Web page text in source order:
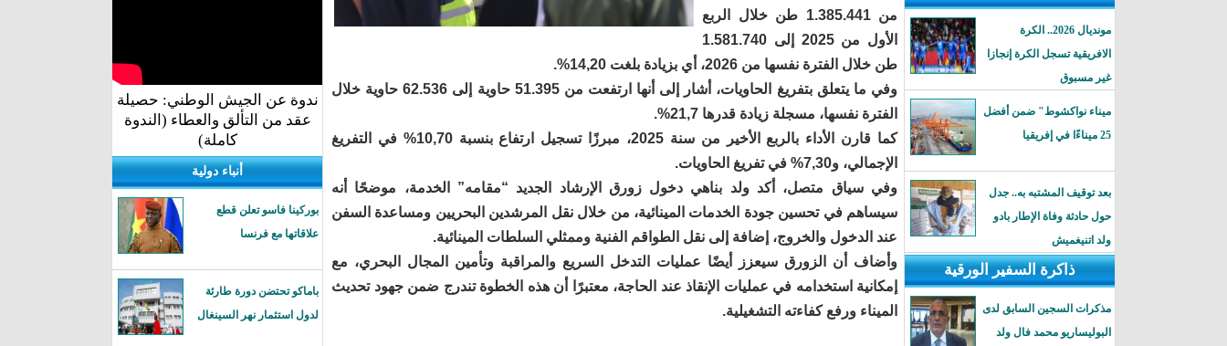
مونديال 2026.. الكرة
الافريقية تسجل الكرة إنجازا
غير مسبوق
ميناء نواكشوط" ضمن أفضل
25 ميناءًا في إفريقيا
بعد توقيف المشتبه به.. جدل
حول حادثة وفاة الإطار بادو
ولد اتنيغميش
ذاكرة السفير الورقية
مذكرات السجين السابق لدى
البوليساريو محمد فال ولد
من 1.385.441 طن خلال الربع
الأول من 2025 إلى 1.581.740
طن خلال الفترة نفسها من 2026، أي بزيادة بلغت 14,20%.
وفي ما يتعلق بتفريغ الحاويات، أشار إلى أنها ارتفعت من 51.395 حاوية إلى 62.536 حاوية خلال
الفترة نفسها، مسجلة زيادة قدرها 21,7%.
كما قارن الأداء بالربع الأخير من سنة 2025، مبرزًا تسجيل ارتفاع بنسبة 10,70% في التفريغ
الإجمالي، و7,30% في تفريغ الحاويات.
وفي سياق متصل، أكد ولد بناهي دخول زورق الإرشاد الجديد “مقامه” الخدمة، موضحًا أنه
سيساهم في تحسين جودة الخدمات المينائية، من خلال نقل المرشدين البحريين ومساعدة السفن
عند الدخول والخروج، إضافة إلى نقل الطواقم الفنية وممثلي السلطات المينائية.
وأضاف أن الزورق سيعزز أيضًا عمليات التدخل السريع والمراقبة وتأمين المجال البحري، مع
إمكانية استخدامه في عمليات الإنقاذ عند الحاجة، معتبرًا أن هذه الخطوة تندرج ضمن جهود تحديث
الميناء ورفع كفاءته التشغيلية.
ندوة عن الجيش الوطني: حصيلة
عقد من التألق والعطاء (الندوة
كاملة)
أنباء دولية
بوركينا فاسو تعلن قطع
علاقاتها مع فرنسا
باماكو تحتضن دورة طارئة
لدول استثمار نهر السينغال